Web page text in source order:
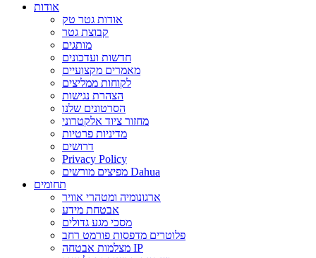
אודות
אודות גטר טק
קבוצת גטר
מותגים
חדשות ועדכונים
מאמרים מקצועיים
לקוחות ממליצים
הצהרת נגישות
הסרטונים שלנו
מחזור ציוד אלקטרוני
מדיניות פרטיות
דרושים
Privacy Policy
מפיצים מורשים Dahua
תחומים
ארגונומיה ומטהרי אוויר
אבטחת מידע
מסכי מגע גדולים
פלוטרים מדפסות פורמט רחב
מצלמות אבטחה IP